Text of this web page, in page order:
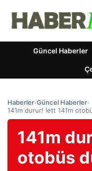
Güncel Haberler
Haberler›Güncel Haberler›
141m durur! İett 141m
141m
otobüs